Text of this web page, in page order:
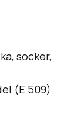
socker,
(E 509)